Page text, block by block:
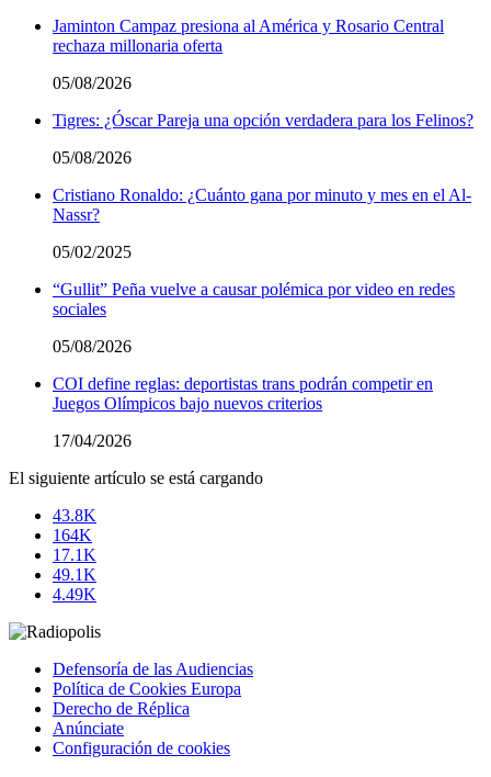
Jaminton Campaz presiona al América y Rosario Central
rechaza millonaria oferta
05/08/2026
Tigres: ¿Óscar Pareja una opción verdadera para los Felinos?
05/08/2026
Cristiano Ronaldo: ¿Cuánto gana por minuto y mes en el Al-
Nassr?
05/02/2025
“Gullit” Peña vuelve a causar polémica por video en redes
sociales
05/08/2026
COI define reglas: deportistas trans podrán competir en
Juegos Olímpicos bajo nuevos criterios
17/04/2026
El siguiente artículo se está cargando
43.8K
164K
17.1K
49.1K
4.49K
Defensoría de las Audiencias
Política de Cookies Europa
Derecho de Réplica
Anúnciate
Configuración de cookies